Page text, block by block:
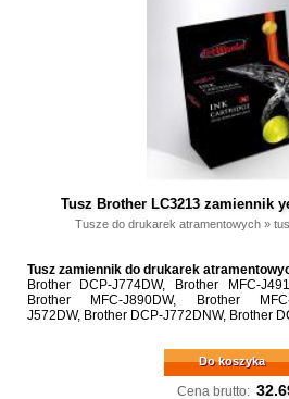
Tusz Brother LC3213 zamiennik
Tusze do drukarek atramentowych »
Tusz zamiennik do drukarek
Brother DCP-J774DW, Brother MFC-
Brother MFC-J890DW, Brother
J572DW, Brother DCP-J772DNW, Brother
Do koszyka
Cena brutto: